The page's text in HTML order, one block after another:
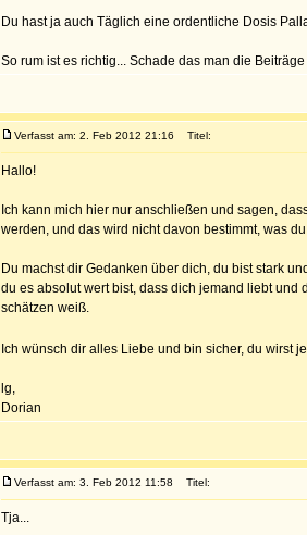
Du hast ja auch Täglich eine ordentliche Dosis
So rum ist es richtig... Schade das man die
Verfasst am: 2. Feb 2012 21:16 Titel:
Hallo!
Ich kann mich hier nur anschließen und sagen,
werden, und das wird nicht davon bestimmt, was
Du machst dir Gedanken über dich, du bist stark
du es absolut wert bist, dass dich jemand liebt
schätzen weiß.
Ich wünsch dir alles Liebe und bin sicher, du wirst
lg,
Dorian
Verfasst am: 3. Feb 2012 11:58 Titel:
Tja...